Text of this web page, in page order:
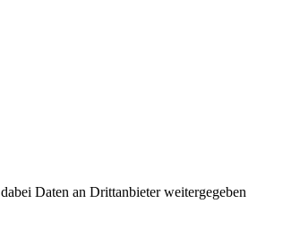
Daten an Drittanbieter weitergegeben